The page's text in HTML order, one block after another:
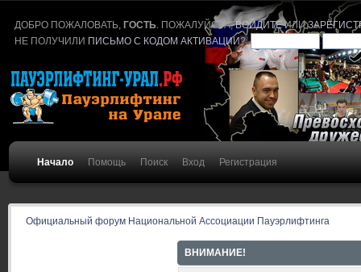
ДОБРО ПОЖАЛОВАТЬ,ГОСТЬ . ПОЖАЛУЙСТА,ВОЙДИТЕИЛИ
НЕ ПОЛУЧИЛИ ПИСЬМО С КОДОМ АКТИВАЦИИ?
Начало Помощь Поиск Вход Регистрация
Официальный форум Национальной Ассоциации Пауэрлифтинга
ВНИМАНИЕ!